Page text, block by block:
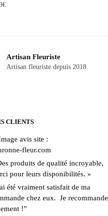
€
Artisan Fleuriste
Artisan fleuriste depuis 2018
CLIENTS
produits de qualité incroyable,
pour leurs disponibilités. »
été vraiment satisfait de ma
chez eux. Je recommande
!”